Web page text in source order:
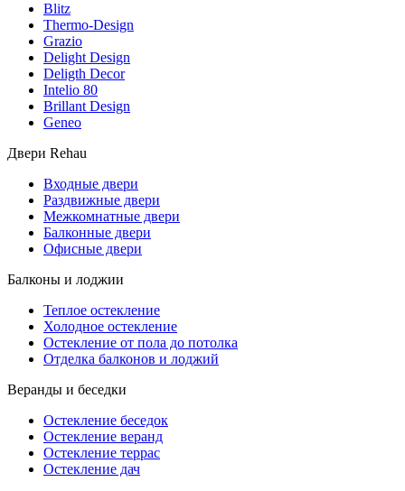
Blitz
Thermo-Design
Grazio
Delight Design
Deligth Decor
Intelio 80
Brillant Design
Geneo
Двери Rehau
Входные двери
Раздвижные двери
Межкомнатные двери
Балконные двери
Офисные двери
Балконы и лоджии
Теплое остекление
Холодное остекление
Остекление от пола до потолка
Отделка балконов и лоджий
Веранды и беседки
Остекление беседок
Остекление веранд
Остекление террас
Остекление дач